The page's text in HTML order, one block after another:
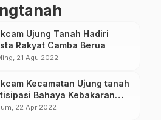
Ujung Tanah Hadiri
Rakyat Camba Berua
21 Agu 2022
Kecamatan Ujung tanah
Bahaya Kebakaran
Mudik
22 Apr 2022